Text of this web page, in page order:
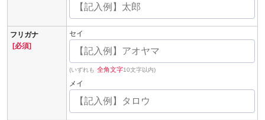
フリガナ
[必須]
セイ
(いずれも 全角文字10文字以内)
メイ